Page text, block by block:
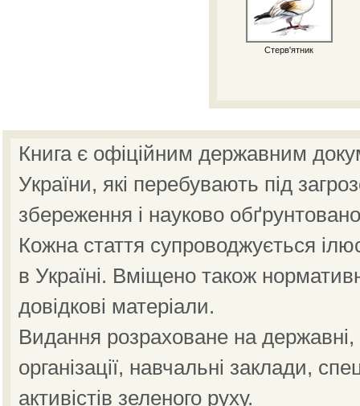
Стерв'ятник
Книга є офіційним державним
України, які перебувають під
збереження і науково
Кожна стаття супроводжується
в Україні. Вміщено також
довідкові матеріали.
Видання розраховане на державні,
організації, навчальні заклади,
активістів зеленого руху.